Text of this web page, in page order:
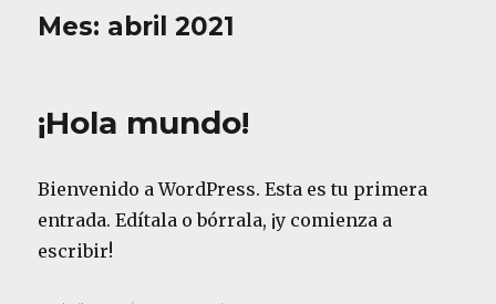
Mes: abril 2021
¡Hola mundo!
Bienvenido a WordPress. Esta es tu primera
entrada. Edítala o bórrala, ¡y comienza a
escribir!